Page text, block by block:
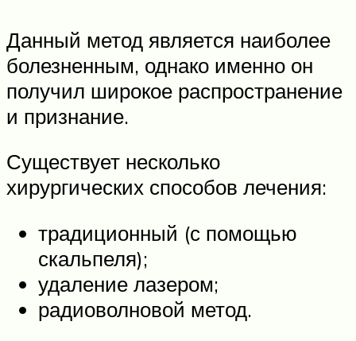
Данный метод является наиболее
болезненным, однако именно он
получил широкое распространение
и признание.
Существует несколько
хирургических способов лечения:
традиционный (с помощью
скальпеля);
удаление лазером;
радиоволновой метод.